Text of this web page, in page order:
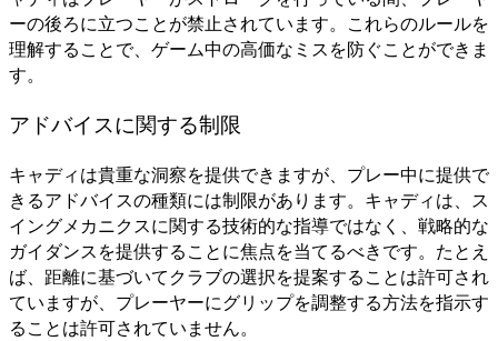
ーの後ろに立つことが禁止されています。これらのルールを
理解することで、ゲーム中の高価なミスを防ぐことができま
す。
アドバイスに関する制限
キャディは貴重な洞察を提供できますが、プレー中に提供で
きるアドバイスの種類には制限があります。キャディは、ス
イングメカニクスに関する技術的な指導ではなく、戦略的な
ガイダンスを提供することに焦点を当てるべきです。たとえ
ば、距離に基づいてクラブの選択を提案することは許可され
ていますが、プレーヤーにグリップを調整する方法を指示す
ることは許可されていません。